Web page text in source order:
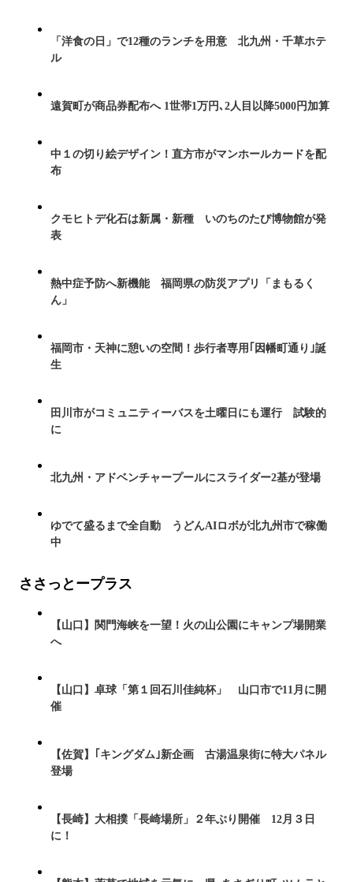
「洋食の日」で12種のランチを用意 北九州・千草ホテ
ル
遠賀町が商品券配布へ 1世帯1万円､2人目以降5000円加算
中１の切り絵デザイン！直方市がマンホールカードを配
布
クモヒトデ化石は新属・新種 いのちのたび博物館が発
表
熱中症予防へ新機能 福岡県の防災アプリ「まもるく
ん」
福岡市・天神に憩いの空間！歩行者専用｢因幡町通り｣誕
生
田川市がコミュニティーバスを土曜日にも運行 試験的
に
北九州・アドベンチャープールにスライダー2基が登場
ゆでて盛るまで全自動 うどんAIロボが北九州市で稼働
中
ささっとープラス
【山口】関門海峡を一望！火の山公園にキャンプ場開業
へ
【山口】卓球「第１回石川佳純杯」 山口市で11月に開
催
【佐賀】｢キングダム｣新企画 古湯温泉街に特大パネル
登場
【長崎】大相撲「長崎場所」２年ぶり開催 12月３日
に！